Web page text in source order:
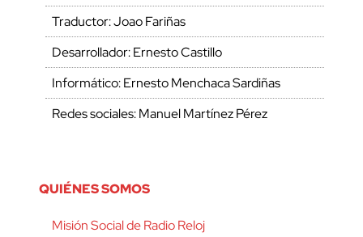
Traductor: Joao Fariñas
Desarrollador: Ernesto Castillo
Informático: Ernesto Menchaca Sardiñas
Redes sociales: Manuel Martínez Pérez
QUIÉNES SOMOS
Misión Social de Radio Reloj